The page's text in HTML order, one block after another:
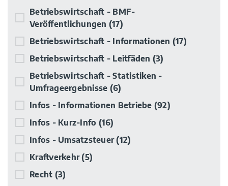
Betriebswirtschaft - BMF-
Veröffentlichungen (17)
Betriebswirtschaft - Informationen (17)
Betriebswirtschaft - Leitfäden (3)
Betriebswirtschaft - Statistiken -
Umfrageergebnisse (6)
Infos - Informationen Betriebe (92)
Infos - Kurz-Info (16)
Infos - Umsatzsteuer(12)
Kraftverkehr(5)
Recht (3)